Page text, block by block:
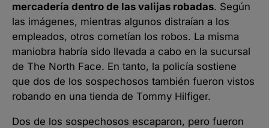
mercadería dentro de las valijas robadas. Según
las imágenes, mientras algunos distraían a los
empleados, otros cometían los robos. La misma
maniobra habría sido llevada a cabo en la sucursal
de The North Face. En tanto, la policía sostiene
que dos de los sospechosos también fueron vistos
robando en una tienda de Tommy Hilfiger.
Dos de los sospechosos escaparon, pero fueron